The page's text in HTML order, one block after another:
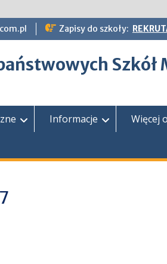
Zapisy do szkoły:
Szkół
Informacje Więcej